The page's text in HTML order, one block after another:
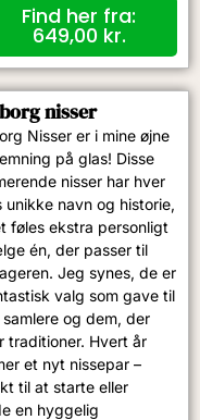
Find her fra:
649,00 kr.
nisser
Nisser er i mine øjne
på glas! Disse
nisser har hver
unikke navn og historie,
føles ekstra personligt
én, der passer til
Jeg synes, de er
valg som gave til
og dem, der
traditioner. Hvert år
et nyt nissepar –
til at starte eller
en hyggelig